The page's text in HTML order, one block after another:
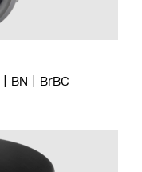
BN BrBC